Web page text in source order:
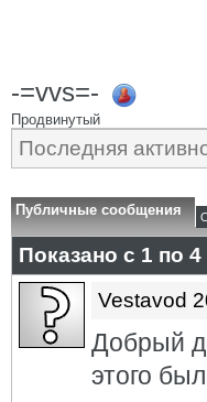
-=vvs=-
Продвинутый
Последняя
Публичные сообщения
Показано с 1 по 4
Vestavod
Добрый
этого